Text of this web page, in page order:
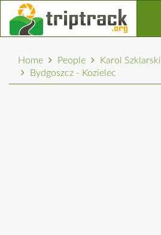
Home People Karol Szklarski
Bydgoszcz - Kozielec